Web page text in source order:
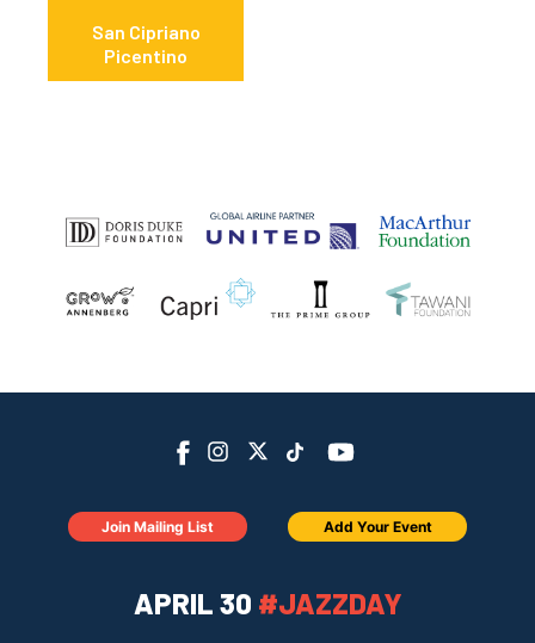
San Cipriano
Picentino
APRIL 30 #JAZZDAY
Join Mailing List Add Your Event